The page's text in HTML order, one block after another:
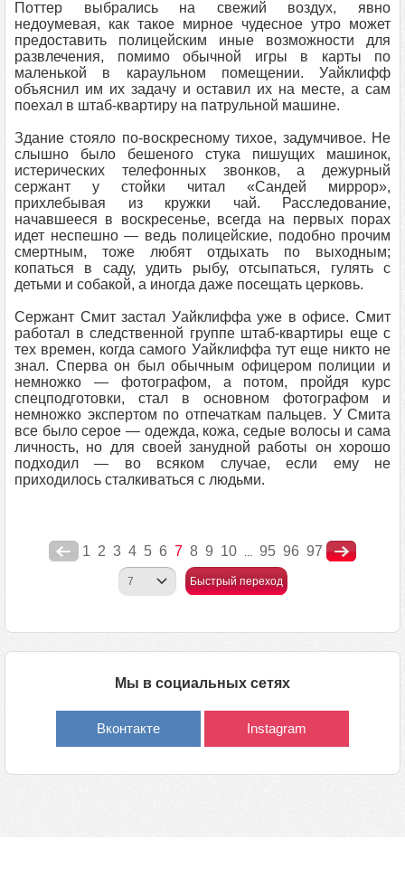
Поттер выбрались на свежий воздух, явно
недоумевая, как такое мирное чудесное утро может
предоставить полицейским иные возможности для
развлечения, помимо обычной игры в карты по
маленькой в караульном помещении. Уайклифф
объяснил им их задачу и оставил их на месте, а сам
поехал в штаб-квартиру на патрульной машине.
Здание стояло по-воскресному тихое, задумчивое. Не
слышно было бешеного стука пишущих машинок,
истерических телефонных звонков, а дежурный
сержант у стойки читал «Сандей миррор»,
прихлебывая из кружки чай. Расследование,
начавшееся в воскресенье, всегда на первых порах
идет неспешно — ведь полицейские, подобно прочим
смертным, тоже любят отдыхать по выходным;
копаться в саду, удить рыбу, отсыпаться, гулять с
детьми и собакой, а иногда даже посещать церковь.
Сержант Смит застал Уайклиффа уже в офисе. Смит
работал в следственной группе штаб-квартиры еще с
тех времен, когда самого Уайклиффа тут еще никто не
знал. Сперва он был обычным офицером полиции и
немножко — фотографом, а потом, пройдя курс
спецподготовки, стал в основном фотографом и
немножко экспертом по отпечаткам пальцев. У Смита
все было серое — одежда, кожа, седые волосы и сама
личность, но для своей занудной работы он хорошо
подходил — во всяком случае, если ему не
приходилось сталкиваться с людьми.
1 2 3 4 5 6 7 8 9 10 ... 95 96 97
Быстрый переход
Мы в социальных сетях
Вконтакте Instagram